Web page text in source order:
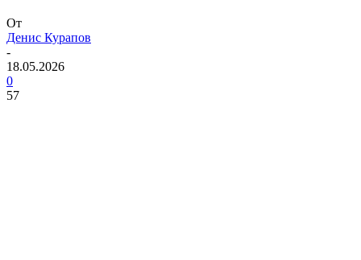
От
Денис Курапов
-
18.05.2026
0
57